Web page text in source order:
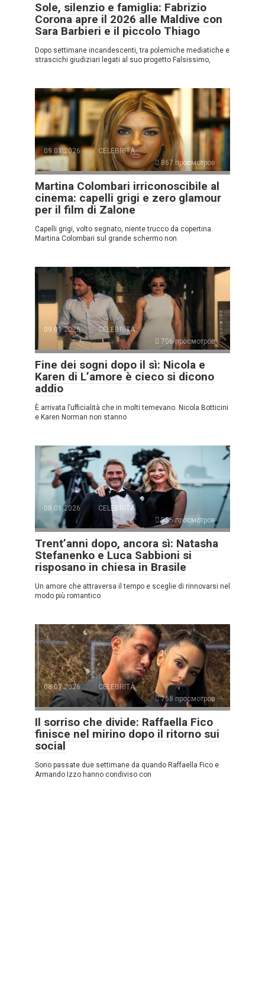
Sole, silenzio e famiglia: Fabrizio
Corona apre il 2026 alle Maldive con
Sara Barbieri e il piccolo Thiago
Dopo settimane incandescenti, tra polemiche mediatiche e
strascichi giudiziari legati al suo progetto Falsissimo,
09.01.2026
CELEBRITÀ
867 просмотров
Martina Colombari irriconoscibile al
cinema: capelli grigi e zero glamour
per il film di Zalone
Capelli grigi, volto segnato, niente trucco da copertina.
Martina Colombari sul grande schermo non
09.01.2026
CELEBRITÀ
706 просмотров
Fine dei sogni dopo il sì: Nicola e
Karen di L’amore è cieco si dicono
addio
È arrivata l’ufficialità che in molti temevano. Nicola Botticini
e Karen Norman non stanno
08.01.2026
CELEBRITÀ
955 просмотров
Trent’anni dopo, ancora sì: Natasha
Stefanenko e Luca Sabbioni si
risposano in chiesa in Brasile
Un amore che attraversa il tempo e sceglie di rinnovarsi nel
modo più romantico
08.01.2026
CELEBRITÀ
768 просмотров
Il sorriso che divide: Raffaella Fico
finisce nel mirino dopo il ritorno sui
social
Sono passate due settimane da quando Raffaella Fico e
Armando Izzo hanno condiviso con